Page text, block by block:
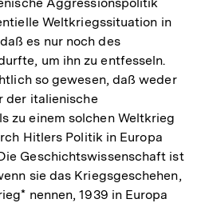
Weltkriegssituation in
es nur noch des
um ihn zu entfesseln.
so gewesen, daß weder
der italienische
zu einem solchen Weltkrieg
Hitlers Politik in Europa
Geschichtswissenschaft ist
sie das Kriegsgeschehen,
nennen, 1939 in Europa